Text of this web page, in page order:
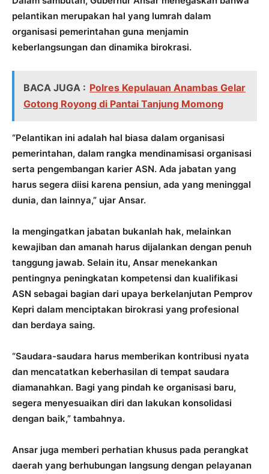
pelantikan merupakan hal yang lumrah dalam
organisasi pemerintahan guna menjamin
keberlangsungan dan dinamika birokrasi.
BACA JUGA : Polres Kepulauan Anambas Gelar
Gotong Royong di Pantai Tanjung Momong
“Pelantikan ini adalah hal biasa dalam organisasi
pemerintahan, dalam rangka mendinamisasi organisasi
serta pengembangan karier ASN. Ada jabatan yang
harus segera diisi karena pensiun, ada yang meninggal
dunia, dan lainnya,” ujar Ansar.
Ia mengingatkan jabatan bukanlah hak, melainkan
kewajiban dan amanah harus dijalankan dengan penuh
tanggung jawab. Selain itu, Ansar menekankan
pentingnya peningkatan kompetensi dan kualifikasi
ASN sebagai bagian dari upaya berkelanjutan Pemprov
Kepri dalam menciptakan birokrasi yang profesional
dan berdaya saing.
“Saudara-saudara harus memberikan kontribusi nyata
dan mencatatkan keberhasilan di tempat saudara
diamanahkan. Bagi yang pindah ke organisasi baru,
segera menyesuaikan diri dan lakukan konsolidasi
dengan baik,” tambahnya.
Ansar juga memberi perhatian khusus pada perangkat
daerah yang berhubungan langsung dengan pelayanan